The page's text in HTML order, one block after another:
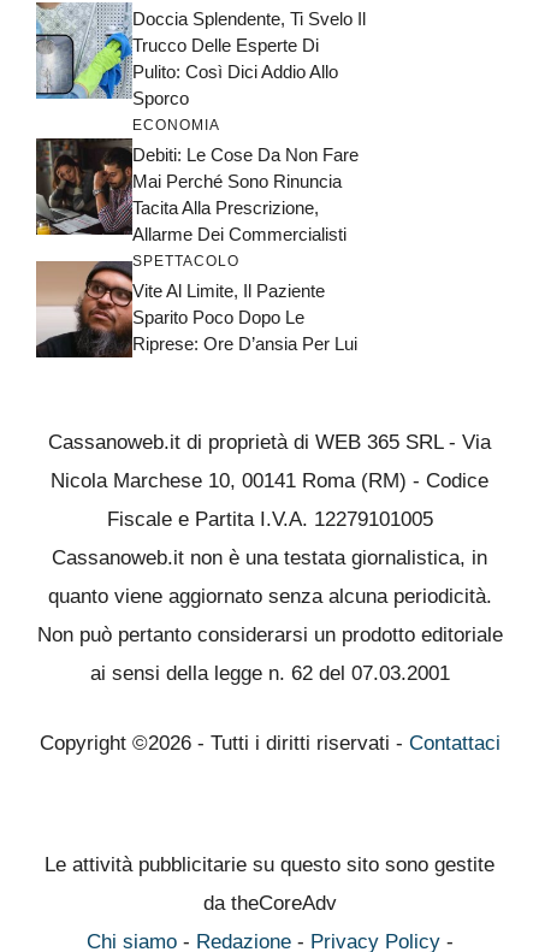
Doccia Splendente, Ti Svelo Il
Trucco Delle Esperte Di
Pulito: Così Dici Addio Allo
Sporco
ECONOMIA
Debiti: Le Cose Da Non Fare
Mai Perché Sono Rinuncia
Tacita Alla Prescrizione,
Allarme Dei Commercialisti
SPETTACOLO
Vite Al Limite, Il Paziente
Sparito Poco Dopo Le
Riprese: Ore D’ansia Per Lui
Cassanoweb.it di proprietà di WEB 365 SRL - Via
Nicola Marchese 10, 00141 Roma (RM) - Codice
Fiscale e Partita I.V.A. 12279101005
Cassanoweb.it non è una testata giornalistica, in
quanto viene aggiornato senza alcuna periodicità.
Non può pertanto considerarsi un prodotto editoriale
ai sensi della legge n. 62 del 07.03.2001
Copyright ©2026 - Tutti i diritti riservati - Contattaci
Le attività pubblicitarie su questo sito sono gestite
da theCoreAdv
Chi siamo- Redazione- Privacy Policy-